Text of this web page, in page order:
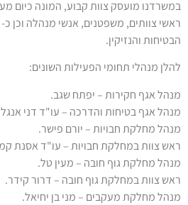
והנזיקין.
מנהלי תחומי הפעילות השונים:
אגף חקירות – יפתח שגב.
אגף בטיחות והדרכה – עו"ד דני אנגל.
מחלקת חבויות – יורם פישר.
צוות במחלקת חבויות – עו"ד אסנת
מחלקת גוף חובה – מעין טל.
צוות במחלקת גוף חובה – דרור קידר.
מחלקת מעקבים – מני בן יחיאל.